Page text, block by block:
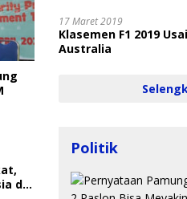
di
17 Maret 2019
Klasemen F1 2019
Australia
Politik